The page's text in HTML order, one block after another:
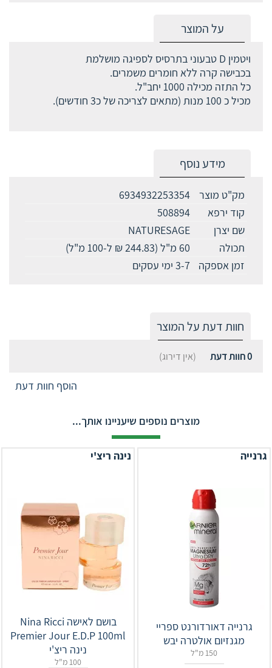
על המוצר
ויטמין D טבעוני בתרסיס לספיגה מושלמת
בכבישה קרה ללא חומרים משמרים.
כל התזה מכילה 1000 יחב"ל.
מכיל כ 100 מנות (מתאים לצריכה של כ3 חודשים).
מידע נוסף
מק"ט מוצר
6934932253354
קוד ירפא
508894
שם יצרן
NATURESAGE
תכולה
60 מ"ל (244.83 ₪ ל-100 מ"ל)
זמן אספקה
3-7 ימי עסקים
חוות דעת על המוצר
0חוות דעת (אין דירוג)
הוסף חוות דעת
מוצרים נוספים שיעניינו אותך...
גרנייה
גרנייה דאורדורנט ספריי
מגנזיום אולטרה יבש
150 מ"ל
נינה ריצ'י
בושם לאישה Nina Ricci
Premier Jour E.D.P 100ml
נינה ריצ'י
100 מ"ל